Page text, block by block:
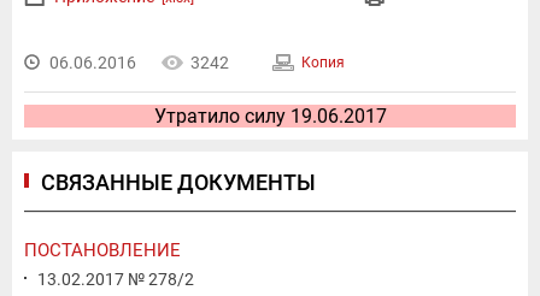
06.06.2016 3242 Копия
Утратило силу 19.06.2017
СВЯЗАННЫЕ ДОКУМЕНТЫ
ПОСТАНОВЛЕНИЕ
13.02.2017 № 278/2